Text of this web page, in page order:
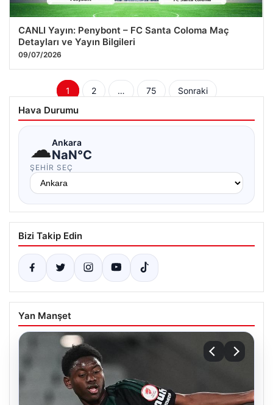
CANLI Yayın: Penybont – FC Santa Coloma Maç
Detayları ve Yayın Bilgileri
09/07/2026
Yazı
sayfalaması
1 2 … 75 Sonraki
Hava Durumu
☁Ankara
NaN°C
ŞEHIR SEÇ
Bizi Takip Edin
Yan Manşet